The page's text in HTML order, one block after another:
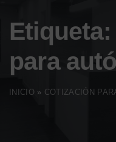
Etiqueta:
para
INICIO » COTIZACIÓN